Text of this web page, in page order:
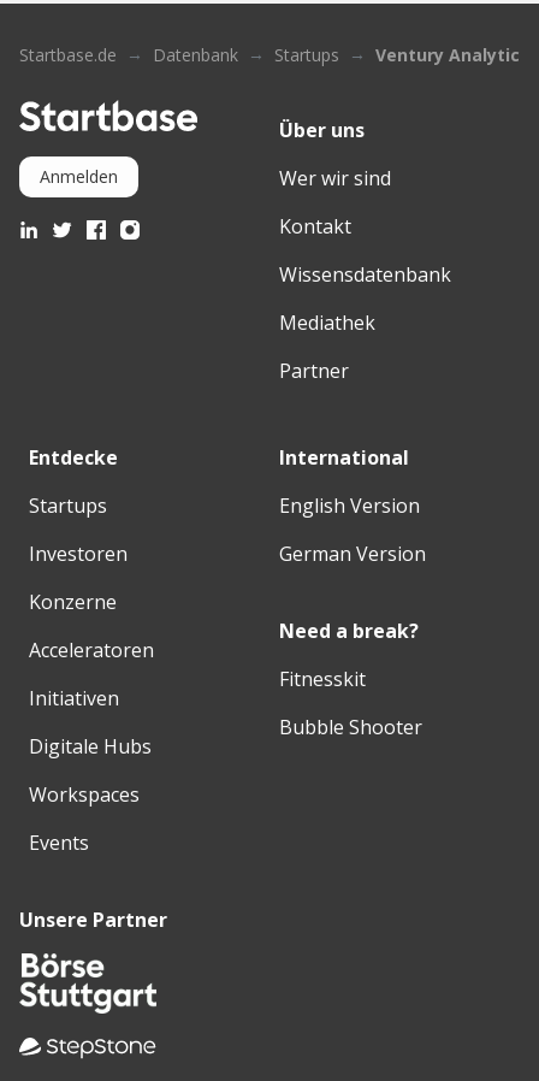
Startbase.de Datenbank Startups Ventury Analytics
Anmelden
Über uns
Wer wir sind
Kontakt
Wissensdatenbank
Mediathek
Partner
Entdecke
Startups
Investoren
Konzerne
Acceleratoren
Initiativen
Digitale Hubs
Workspaces
Events
International
English Version
German Version
Need a break?
Fitnesskit
Bubble Shooter
Unsere Partner